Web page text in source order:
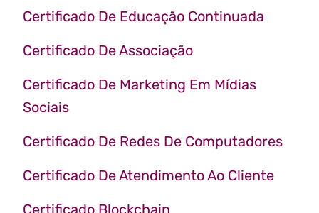
Certificado De Educação Continuada
Certificado De Associação
Certificado De Marketing Em Mídias
Sociais
Certificado De Redes De Computadores
Certificado De Atendimento Ao Cliente